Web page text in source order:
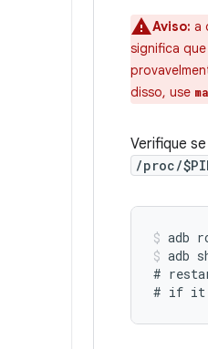
Aviso: a
significa
disso, use
Verifique
/proc/
adb
adb
#